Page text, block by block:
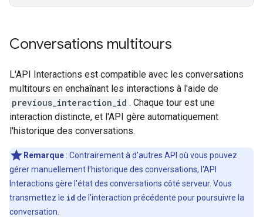
Conversations multitours
L'API Interactions est compatible avec les conversations
multitours en enchaînant les interactions à l'aide de
previous_interaction_id . Chaque tour est une
interaction distincte, et l'API gère automatiquement
l'historique des conversations.
Remarque : Contrairement à d'autres API où vous pouvez
gérer manuellement l'historique des conversations, l'API
Interactions gère l'état des conversations côté serveur. Vous
transmettez le id de l'interaction précédente pour poursuivre la
conversation.